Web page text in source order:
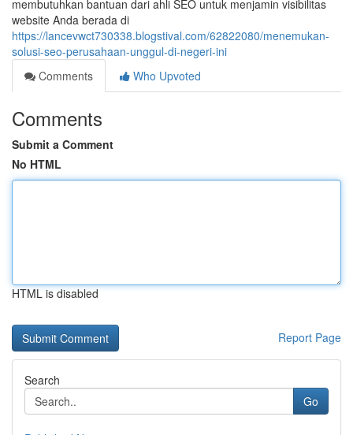
membutuhkan bantuan dari ahli SEO untuk menjamin visibilitas
website Anda berada di
https://lancevwct730338.blogstival.com/62822080/menemukan-
solusi-seo-perusahaan-unggul-di-negeri-ini
Comments
Who Upvoted
Comments
Submit a Comment
No HTML
HTML is disabled
Report Page
Search
Go